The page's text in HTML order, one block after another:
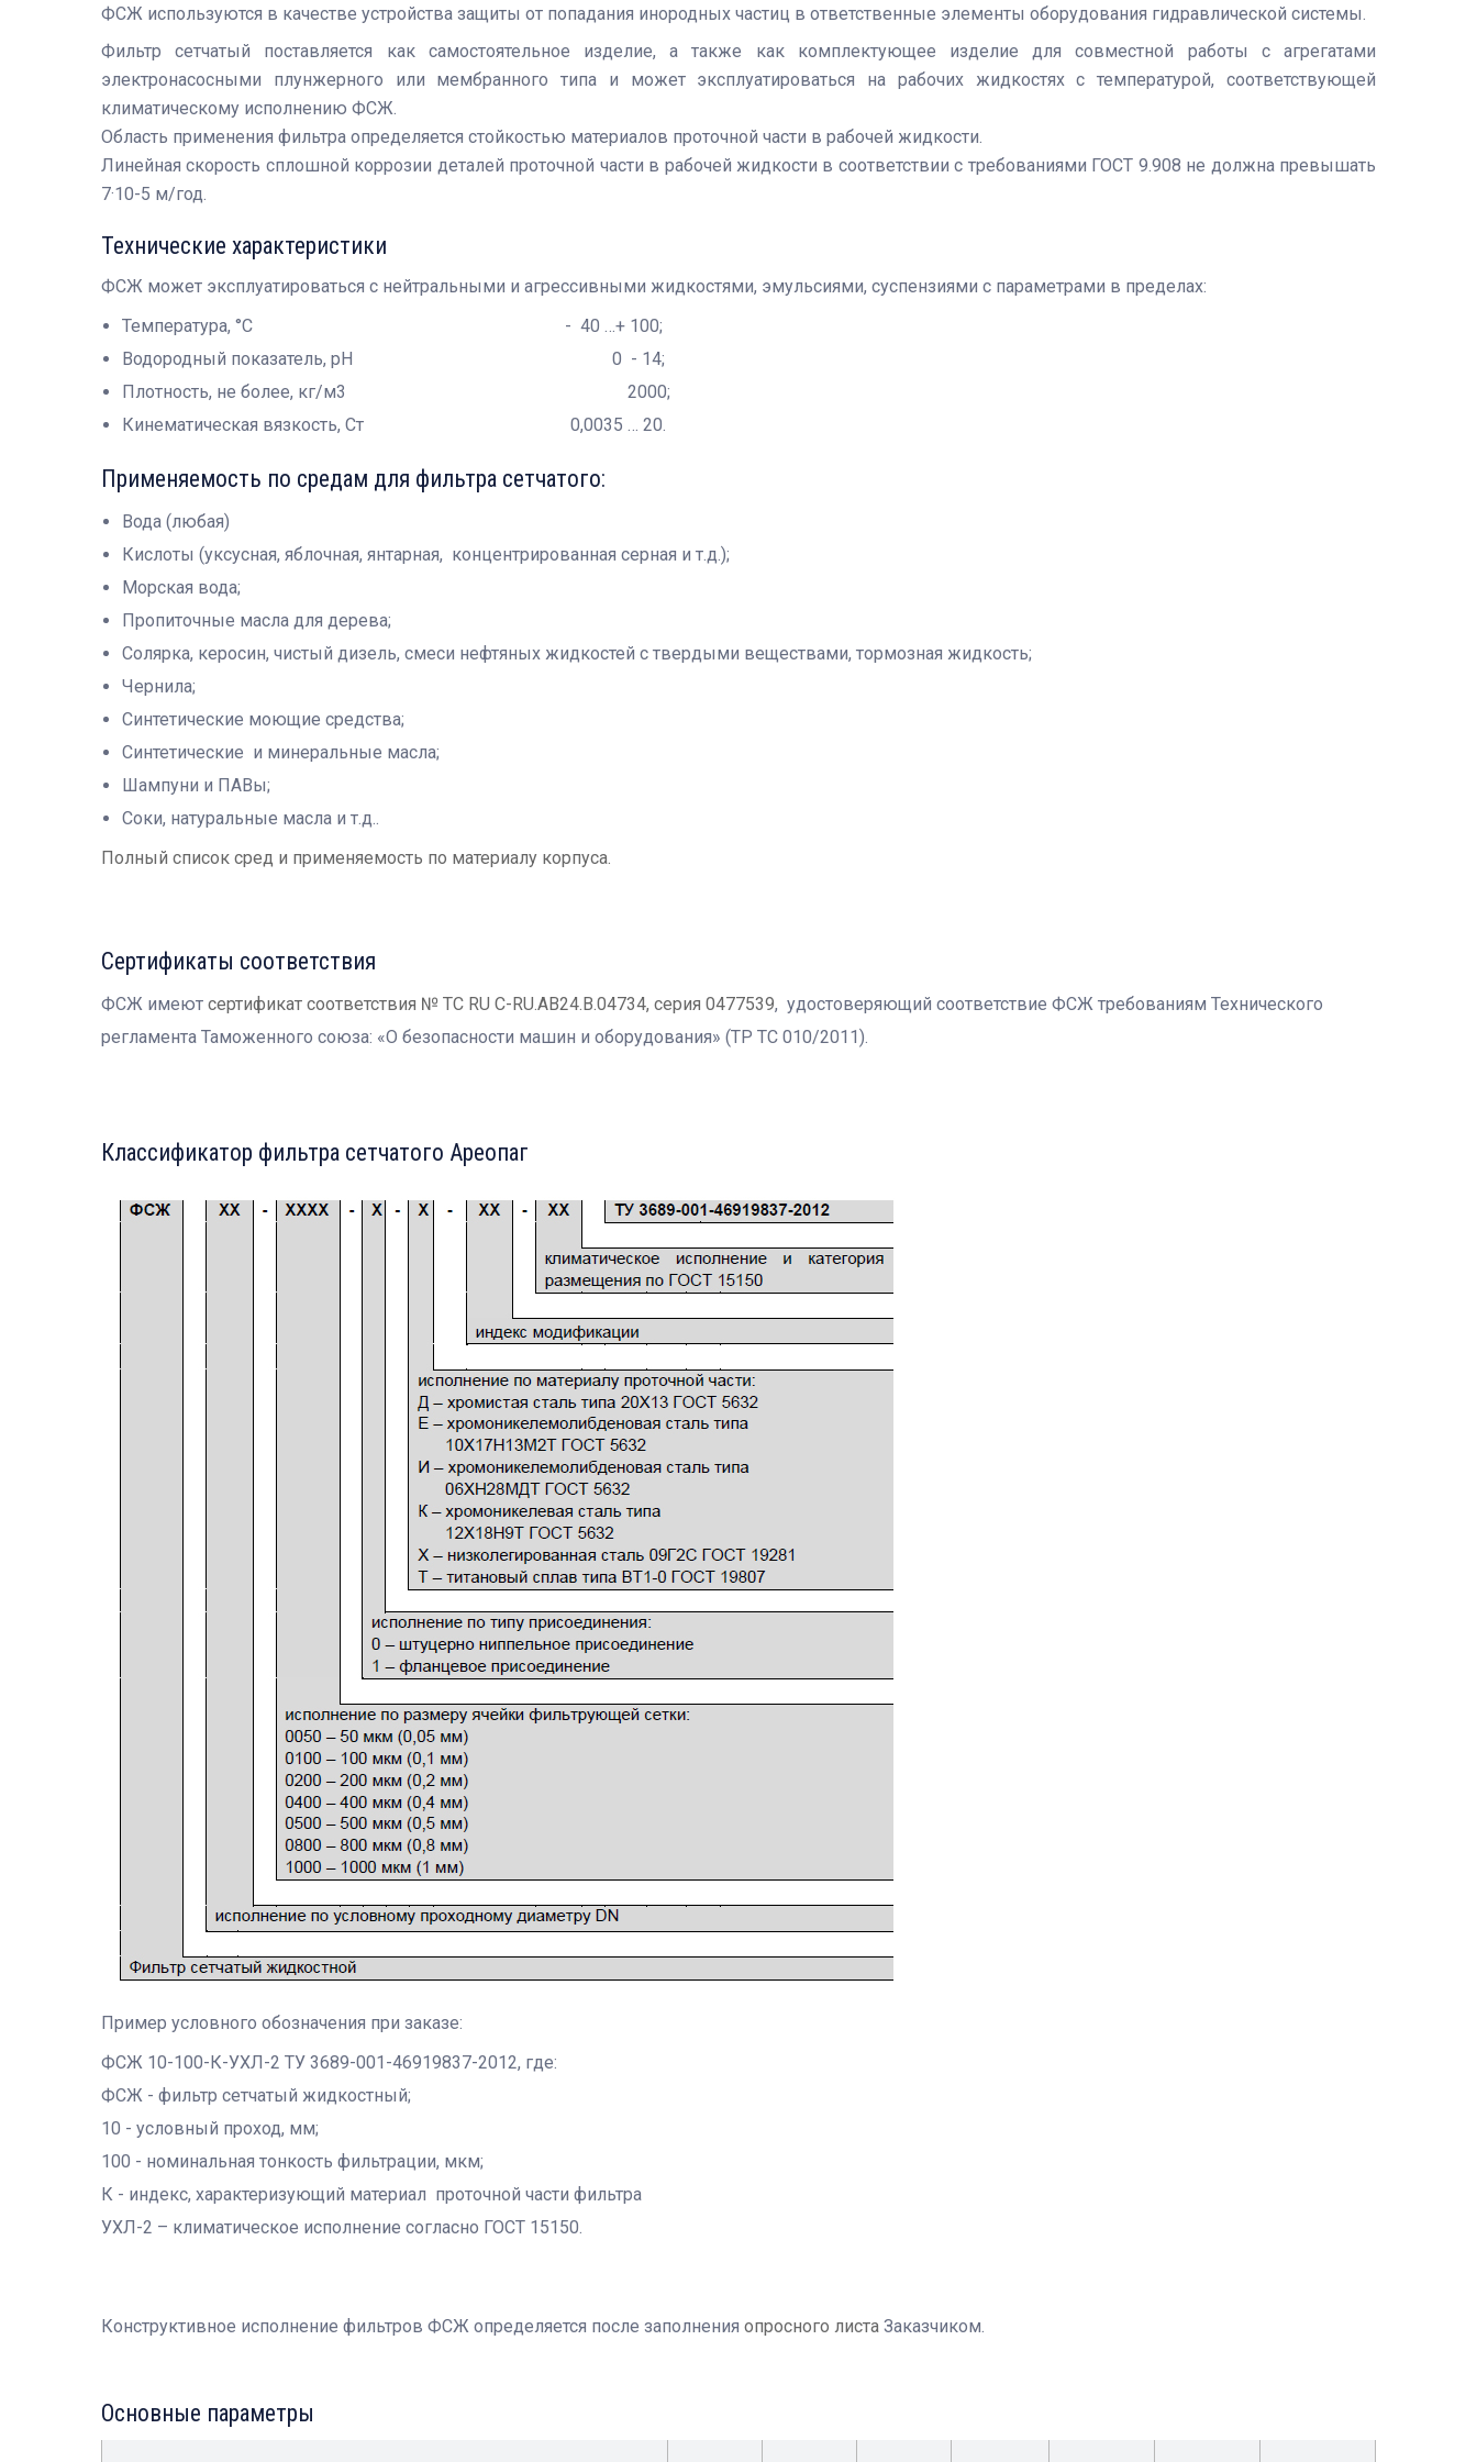
ФСЖ используются в качестве устройства защиты от попадания инородных частиц в ответственные элементы оборудования гидравлической системы.
Фильтр сетчатый поставляется как самостоятельное изделие, а также как комплектующее изделие для совместной работы с агрегатами
электронасосными плунжерного или мембранного типа и может эксплуатироваться на рабочих жидкостях с температурой, соответствующей
климатическому исполнению ФСЖ.
Область применения фильтра определяется стойкостью материалов проточной части в рабочей жидкости.
Линейная скорость сплошной коррозии деталей проточной части в рабочей жидкости в соответствии с требованиями ГОСТ 9.908 не должна превышать
7·10-5 м/год.
Технические характеристики
ФСЖ может эксплуатироваться с нейтральными и агрессивными жидкостями, эмульсиями, суспензиями с параметрами в пределах:
Температура, °С - 40 …+ 100;
Водородный показатель, рН 0 - 14;
Плотность, не более, кг/м3 2000;
Кинематическая вязкость, Ст 0,0035 … 20.
Применяемость по средам для фильтра сетчатого:
Вода (любая)
Кислоты (уксусная, яблочная, янтарная, концентрированная серная и т.д.);
Морская вода;
Пропиточные масла для дерева;
Солярка, керосин, чистый дизель, смеси нефтяных жидкостей с твердыми веществами, тормозная жидкость;
Чернила;
Синтетические моющие средства;
Синтетические и минеральные масла;
Шампуни и ПАВы;
Соки, натуральные масла и т.д..
Полный список сред и применяемость по материалу корпуса.
Сертификаты соответствия
ФСЖ имеют сертификат соответствия № ТС RU C-RU.АВ24.В.04734, серия 0477539, удостоверяющий соответствие ФСЖ требованиям Технического
регламента Таможенного союза: «О безопасности машин и оборудования» (ТР ТС 010/2011).
Классификатор фильтра сетчатого Ареопаг
Пример условного обозначения при заказе:
ФСЖ 10-100-К-УХЛ-2 ТУ 3689-001-46919837-2012, где:
ФСЖ - фильтр сетчатый жидкостный;
10 - условный проход, мм;
100 - номинальная тонкость фильтрации, мкм;
К - индекс, характеризующий материал проточной части фильтра
УХЛ-2 – климатическое исполнение согласно ГОСТ 15150.
Конструктивное исполнение фильтров ФСЖ определяется после заполнения опросного листа Заказчиком.
Основные параметры